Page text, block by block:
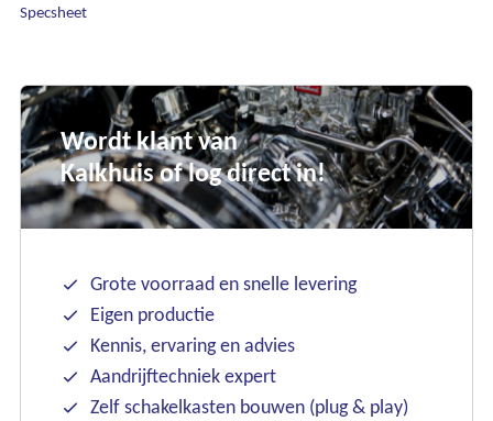
Specsheet
Wordt klant van
Kalkhuis of log direct in!
Grote voorraad en snelle levering
Eigen productie
Kennis, ervaring en advies
Aandrijftechniek expert
Zelf schakelkasten bouwen (plug & play)